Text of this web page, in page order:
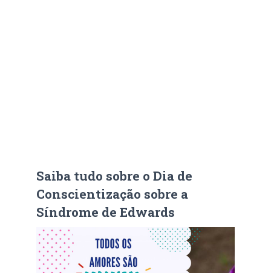
Saiba tudo sobre o Dia de
Conscientização sobre a
Síndrome de Edwards